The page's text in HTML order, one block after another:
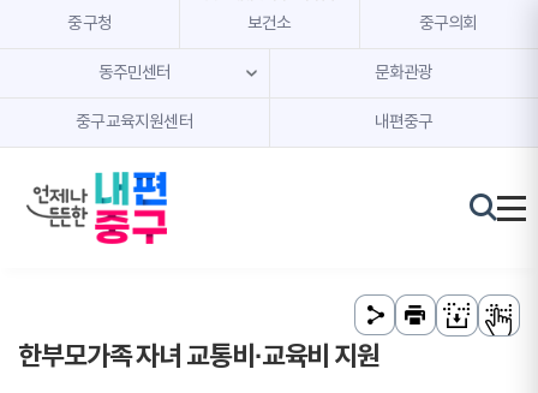
본문 내용 바로가기
주메뉴 바로가기
중구청 보건소 중구의회
동주민센터 문화관광
중구교육지원센터 내편중구
한부모가족 자녀 교통비·교육비 지원